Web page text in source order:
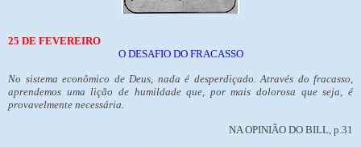
25 DE FEVEREIRO
O DESAFIO DO FRACASSO
No sistema econômico de Deus, nada é desperdiçado. Através do fracasso,
aprendemos uma lição de humildade que, por mais dolorosa que seja, é
provavelmente necessária.
NA OPINIÃO DO BILL, p.31